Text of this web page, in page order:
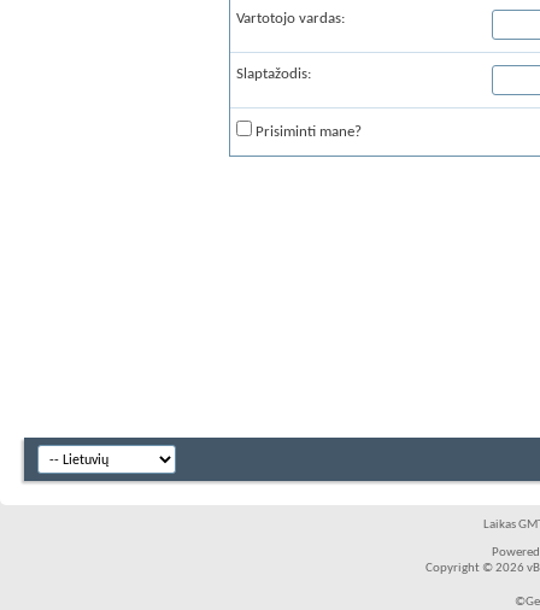
Vartotojo vardas:
Slaptažodis:
Prisiminti mane?
Laikas
Copyright © 2026